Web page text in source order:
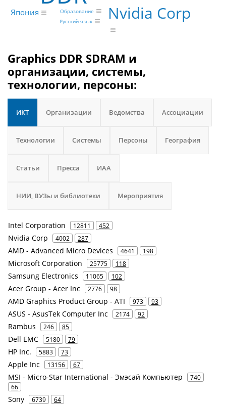
Nvidia Corp
Япония
Русский язык
Образование
Graphics DDR SDRAM и
организации, системы,
технологии, персоны:
ИКТ Организации Ведомства Ассоциации
Технологии Системы Персоны География
Статьи Пресса ИАА
НИИ, ВУЗы и библиотеки Мероприятия
Intel Corporation 12811 452
Nvidia Corp 4002 287
AMD - Advanced Micro Devices 4641 198
Microsoft Corporation 25775 118
Samsung Electronics 11065 102
Acer Group - Acer Inc 2776 98
AMD Graphics Product Group - ATI 973 93
ASUS - AsusTek Computer Inc 2174 92
Rambus 246 85
Dell EMC 5180 79
HP Inc. 5883 73
Apple Inc 13156 67
MSI - Micro-Star International - Эмэсай Компьютер
740
66
Sony 6739 64